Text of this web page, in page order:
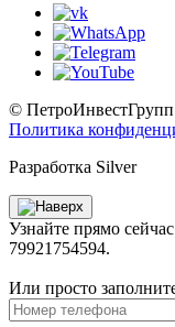
© ПетроИнвестГрупп
Политика
Разработка Silver
Узнайте прямо
79921754594.
Или просто